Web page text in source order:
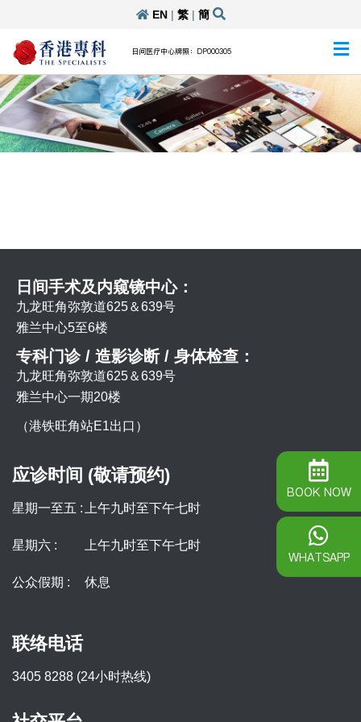
EN| 繁| 簡
日间医疗中心牌照：DP000305
日间手术及内窥镜中心：
九龙旺角弥敦道625＆639号
雅兰中心5至6楼
专科门诊 / 造影诊断 / 身体检查：
九龙旺角弥敦道625＆639号
雅兰中心一期20楼
（港铁旺角站E1出口）
应诊时间 (敬请预约)
星期一至五 : 上午九时至下午七时
星期六 : 上午九时至下午七时
公众假期 : 休息
联络电话
3405 8288 (24小时热线)
BOOK NOW
WHATSAPP